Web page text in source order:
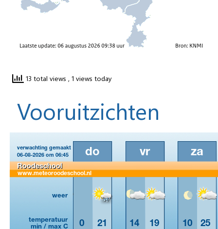
13 total views , 1 views today
Vooruitzichten